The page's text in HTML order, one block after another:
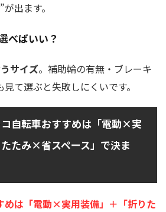
出ます。
べばいい？
サイズ。補助輪の有無・ブレーキ
て選ぶと失敗しにくいです。
コ自転車おすすめは「電動×実
たみ×省スペース」で決ま
めは「電動×実用装備」＋「折りた